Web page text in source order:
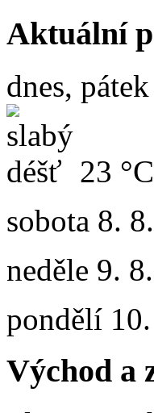
Aktuální
dnes,
23 °C
sobota 8. 8.
neděle 9. 8.
pondělí
Východ a